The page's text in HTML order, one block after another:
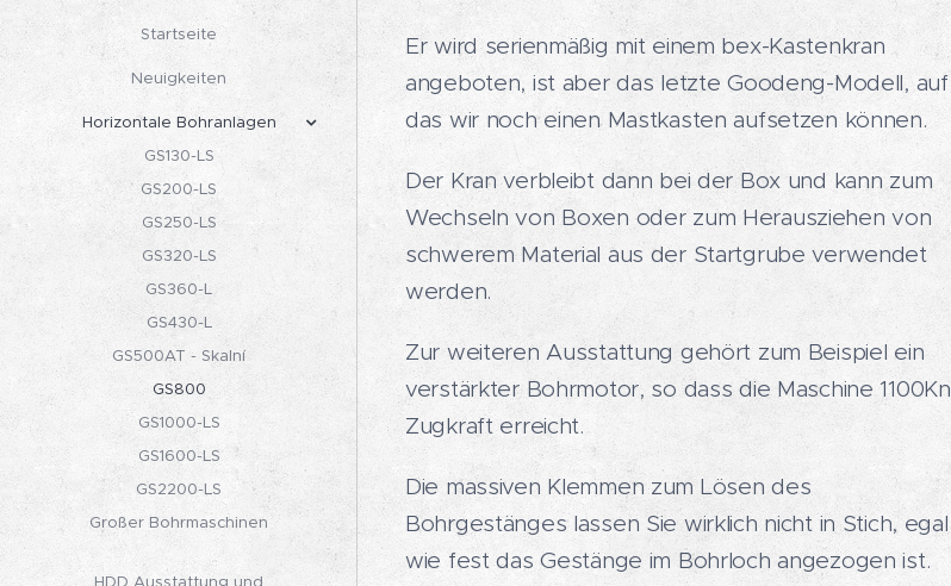
Startseite
Neuigkeiten
Horizontale Bohranlagen
GS130-LS
GS200-LS
GS250-LS
GS320-LS
GS360-L
GS430-L
GS500AT - Skalní
GS800
GS1000-LS
GS1600-LS
GS2200-LS
Großer Bohrmaschinen
HDD Ausstattung und
Er wird serienmäßig mit einem bex-Kastenkran
angeboten, ist aber das letzte Goodeng-Modell, auf
das wir noch einen Mastkasten aufsetzen können.
Der Kran verbleibt dann bei der Box und kann zum
Wechseln von Boxen oder zum Herausziehen von
schwerem Material aus der Startgrube verwendet
werden.
Zur weiteren Ausstattung gehört zum Beispiel ein
verstärkter Bohrmotor, so dass die Maschine 1100Kn
Zugkraft erreicht.
Die massiven Klemmen zum Lösen des
Bohrgestänges lassen Sie wirklich nicht in Stich, egal
wie fest das Gestänge im Bohrloch angezogen ist.